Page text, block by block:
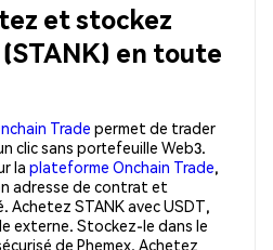
et stockez
en toute
Trade permet de trader
clic sans portefeuille Web3.
la plateforme Onchain Trade,
adresse de contrat et
STANK avec USDT,
externe. Stockez-le dans le
de Phemex. Achetez